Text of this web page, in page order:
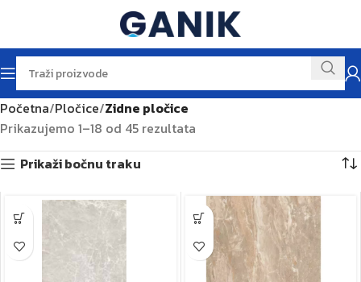
Početna Pločice Zidne pločice
Prikazujemo 1–18 od 45 rezultata
Prikaži bočnu traku